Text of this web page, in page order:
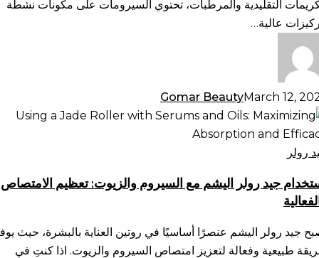
التقليدية والمرطبات، تحتوي السيرومات على مكونات نشطة
عالية…
Gomar BeautyMarch 12,
رولر
جيد رولر اليشم مع السيروم والزيوت: تعظيم الامتصاص
جيد رولر اليشم عنصرًا أساسيًا في روتين العناية بالبشرة، حيث
طبيعية وفعالة لتعزيز امتصاص السيروم والزيوت. اذا كنتِ في